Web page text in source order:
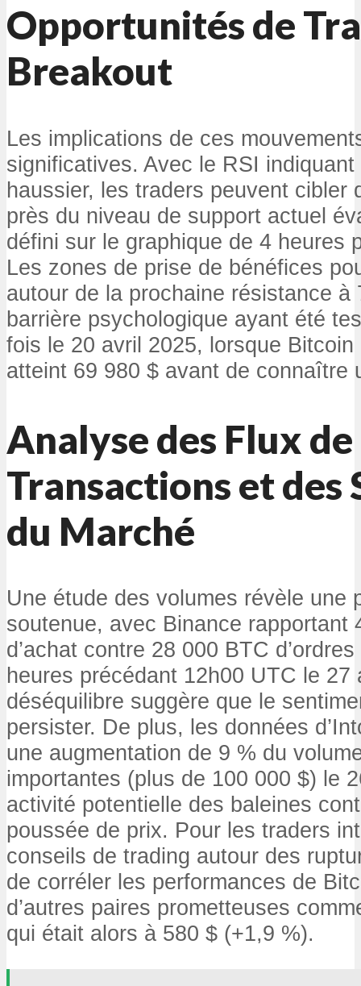
Opportunités de
Breakout
Les implications de ces
significatives. Avec le RSI
haussier, les traders peuvent cibler
près du niveau de support actuel
défini sur le graphique de 4 heures
Les zones de prise de bénéfices
autour de la prochaine résistance à
barrière psychologique ayant été
fois le 20 avril 2025, lorsque
atteint 69 980 $ avant de connaître
Analyse des Flux de
Transactions et des
du Marché
Une étude des volumes révèle une
soutenue, avec Binance rapportant
d’achat contre 28 000 BTC
heures précédant 12h00 UTC le 27
déséquilibre suggère que le
persister. De plus, les données
une augmentation de 9 % du
importantes (plus de 100 000 $) le
activité potentielle des baleines
poussée de prix. Pour les traders
conseils de trading autour des
de corréler les performances de
d’autres paires prometteuses
qui était alors à 580 $ (+1,9 %).